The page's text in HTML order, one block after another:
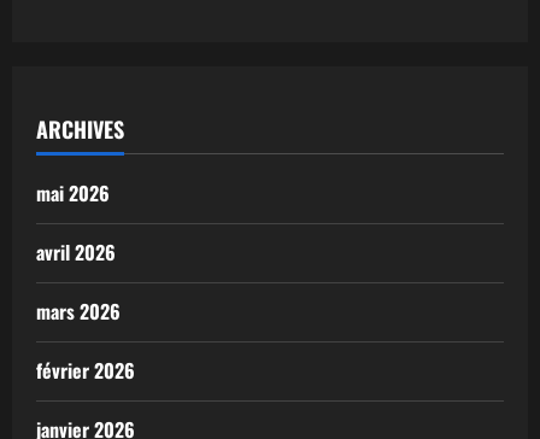
ARCHIVES
mai 2026
avril 2026
mars 2026
février 2026
janvier 2026